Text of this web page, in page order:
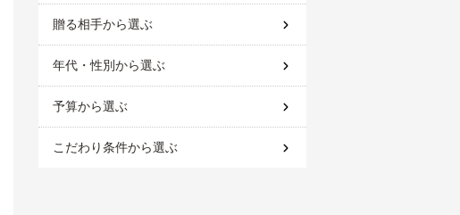
贈る相手から選ぶ
年代・性別から選ぶ
予算から選ぶ
こだわり条件から選ぶ